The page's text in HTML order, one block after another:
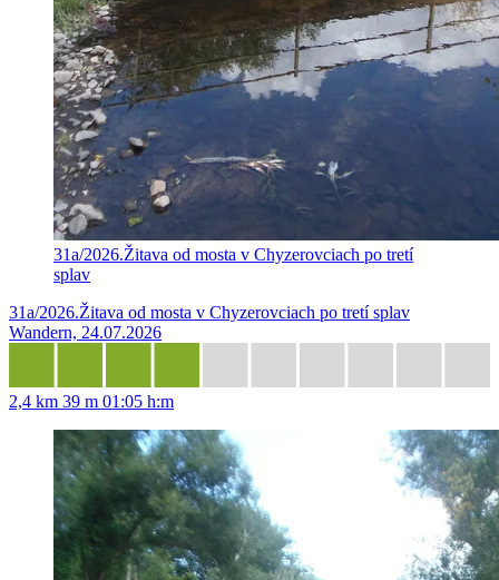
31a/2026.Žitava od mosta v Chyzerovciach po tretí
splav
31a/2026.Žitava od mosta v Chyzerovciach po tretí splav
Wandern, 24.07.2026
2,4 km 39 m 01:05 h:m